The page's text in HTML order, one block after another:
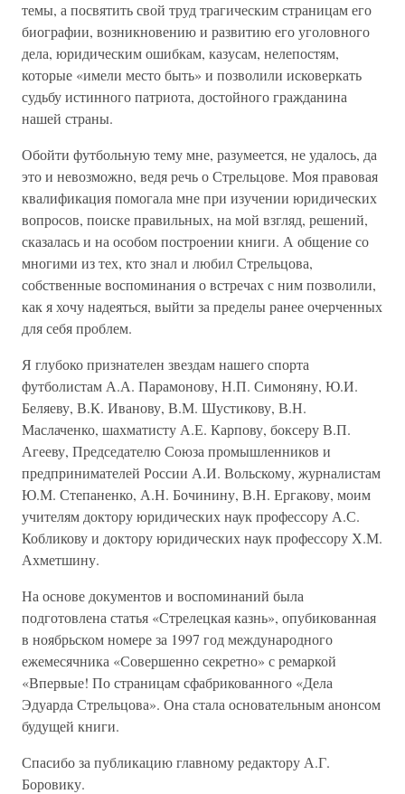
темы, а посвятить свой труд трагическим страницам его
биографии, возникновению и развитию его уголовного
дела, юридическим ошибкам, казусам, нелепостям,
которые «имели место быть» и позволили исковеркать
судьбу истинного патриота, достойного гражданина
нашей страны.
Обойти футбольную тему мне, разумеется, не удалось, да
это и невозможно, ведя речь о Стрельцове. Моя правовая
квалификация помогала мне при изучении юридических
вопросов, поиске правильных, на мой взгляд, решений,
сказалась и на особом построении книги. А общение со
многими из тех, кто знал и любил Стрельцова,
собственные воспоминания о встречах с ним позволили,
как я хочу надеяться, выйти за пределы ранее очерченных
для себя проблем.
Я глубоко признателен звездам нашего спорта
футболистам А.А. Парамонову, Н.П. Симоняну, Ю.И.
Беляеву, В.К. Иванову, В.М. Шустикову, В.Н.
Маслаченко, шахматисту А.Е. Карпову, боксеру В.П.
Агееву, Председателю Союза промышленников и
предпринимателей России А.И. Вольскому, журналистам
Ю.М. Степаненко, А.Н. Бочинину, В.Н. Ергакову, моим
учителям доктору юридических наук профессору А.С.
Кобликову и доктору юридических наук профессору Х.М.
Ахметшину.
На основе документов и воспоминаний была
подготовлена статья «Стрелецкая казнь», опубикованная
в ноябрьском номере за 1997 год международного
ежемесячника «Совершенно секретно» с ремаркой
«Впервые! По страницам сфабрикованного «Дела
Эдуарда Стрельцова». Она стала основательным анонсом
будущей книги.
Спасибо за публикацию главному редактору А.Г.
Боровику.